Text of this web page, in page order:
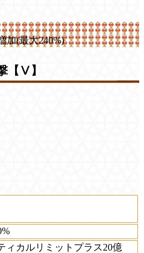
加(最大240%)
【Ⅴ】
ィカルリミットプラス20億